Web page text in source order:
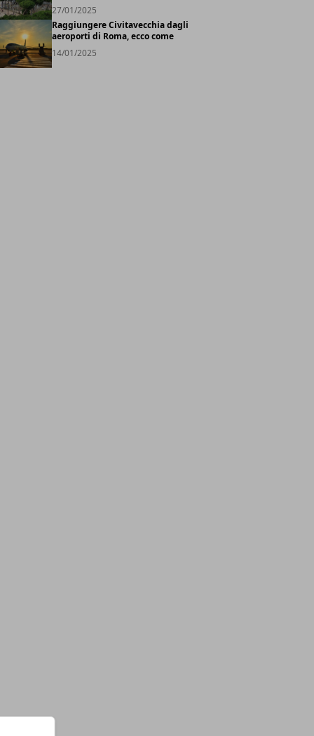
27/01/2025
Raggiungere Civitavecchia dagli
aeroporti di Roma, ecco come
14/01/2025